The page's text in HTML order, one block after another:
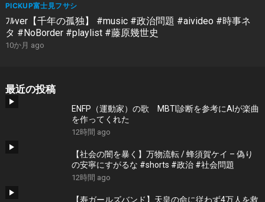
PICKUP富士見フサシ
ﾌﾙver【千年の孤独】 #music #政治問題 #aivideo #時事ネ
タ #NoBorder #playlist #藤原幾世史
10か月 ago
最近の投稿
ENFP（運動家）の歌 MBTI診断を参考にAIが楽曲
を作ってくれた
12時間 ago
【社会の闇を暴く】万物流転 / 蜂須賀ケイ – 偽り
の安寧にすがるな #shorts #政治 #社会問題
12時間 ago
【寿ガールズバンド】天皇の命に従わず4万人を救